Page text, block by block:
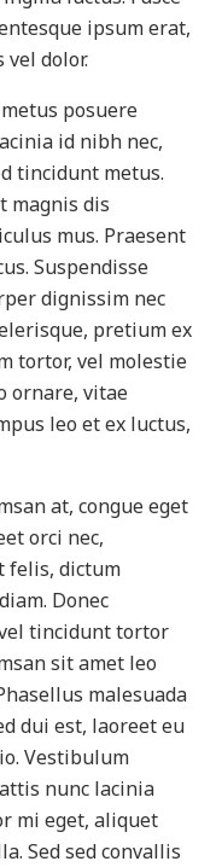
ipsum erat,
dolor.
posuere
id nibh nec,
tincidunt metus.
magnis dis
mus. Praesent
Suspendisse
dignissim nec
pretium ex
tortor, vel molestie
ornare, vitae
leo et ex luctus,
at, congue eget
orci nec,
felis, dictum
Donec
tincidunt tortor
sit amet leo
malesuada
dui est, laoreet eu
Vestibulum
nunc lacinia
mi eget, aliquet
Sed sed convallis